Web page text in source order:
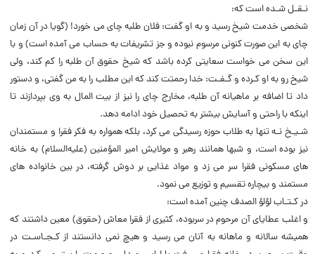
نـقـل شـده است که:
شخصی خدمت شیخ رسید و به او گفت: فلان طلبه چای می خورد! (گویا در آن زمان
چای به این صورت کنونی مرسوم نبوده و جز تشریفات به حساب می آمده است) و با
این سخن می خواست سعایتی کرده باشد که شیخ حقوق آن طلبه را کم کند، ولی
شیخ رو به او کـرده و گـفـت: خدا رحمتت کند که این مطلب را به من گفتی، و دستور
داد تا اضافه بر ماهیانه آن طلبه، مخارج چای را نیز از بیت المال به وی بپردازند تا
اینکه با راحتی و آسایش بیشتر به تحصیل خود ادامه دهد.
شـیـخ نـه تنها به طلاب حوزه رسیدگی می کرد، بلکه همواره به فکر فقرا و مستمندان
نیز بوده است، و شبها همانند رهبر و مولایش امیر المؤمنین (علیه‌السلام) به خانه
های مسکونی فقرا سر می زد و مواد غذایی بر دوش گرفته، در بین خانواده های
مستمند و بیچاره تقسیم و توزیع می نمود.
در کـتـاب لؤلؤ الصدف چنین آمده است:
و اغلب عطایای آن مرحوم در سربوده، کثیری از فقرا معاش (حقوق) معین داشتند که
همیشه سالانه و ماهانه به آنان می رسید و هیچ نمی دانستند از کـجـاسـت در